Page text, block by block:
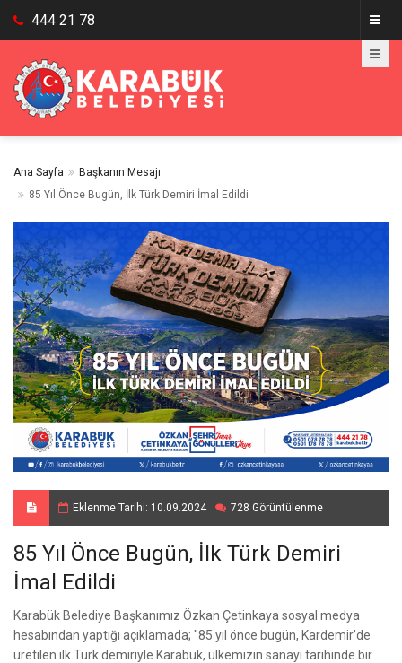
444 21 78
Ana Sayfa
Başkanın Mesajı
85 Yıl Önce Bugün, İlk Türk Demiri İmal Edildi
Eklenme Tarihi: 10.09.2024 728 Görüntülenme
85 Yıl Önce Bugün, İlk Türk Demiri
İmal Edildi
Karabük Belediye Başkanımız Özkan Çetinkaya sosyal medya
hesabından yaptığı açıklamada; "85 yıl önce bugün, Kardemir’de
üretilen ilk Türk demiriyle Karabük, ülkemizin sanayi tarihinde bir